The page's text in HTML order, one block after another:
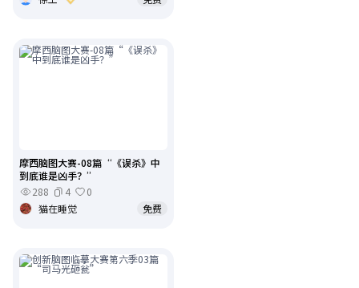
摩西脑图大赛-08篇“《误杀》中
到底谁是凶手？”
288
4
0
猫在睡觉
免费